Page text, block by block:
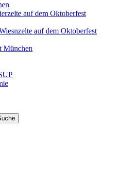
auf dem Oktoberfest
auf dem Oktoberfest
München